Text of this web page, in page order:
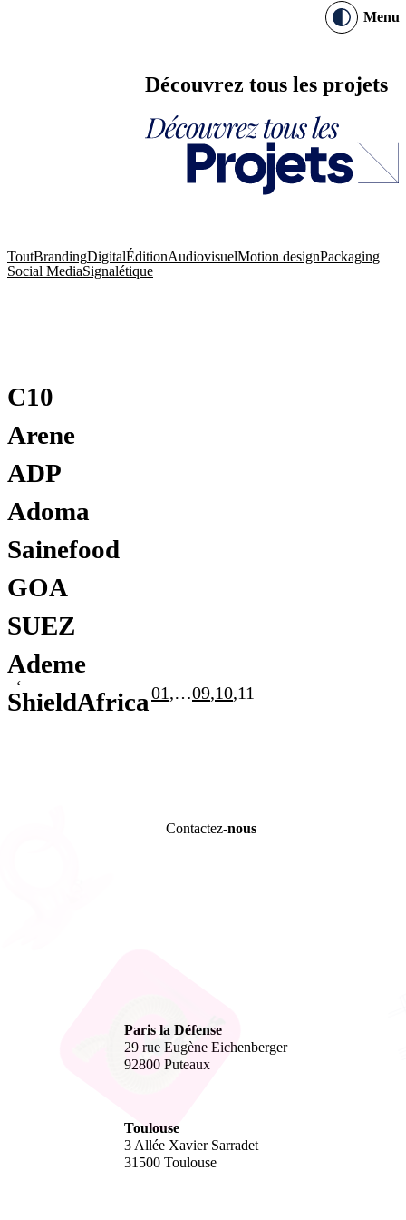
Menu
Découvrez tous les projets
ToutBrandingDigitalÉditionAudiovisuelMotion designPackaging
Social MediaSignalétique
C10
Arene
ADP
Adoma
Sainefood
GOA
SUEZ
Ademe
ShieldAfrica 1 … 9 10 11
Contactez-nous
Paris la Défense
29 rue Eugène Eichenberger
92800 Puteaux
Toulouse
3 Allée Xavier Sarradet
31500 Toulouse